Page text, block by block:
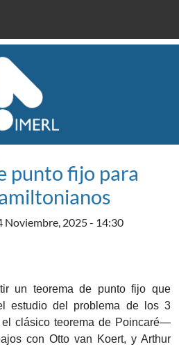
punto fijo para
Noviembre, 2025 - 14:30
un teorema de punto fijo que
estudio del problema de los 3
clásico teorema de Poincaré—
con Otto van Koert, y Arthur